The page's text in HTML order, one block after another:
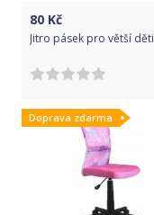
80 Kč
Jitro pásek pro větší děti
Doprava zdarma